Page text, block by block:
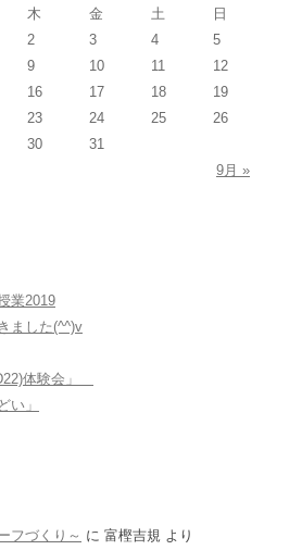
木 金 土
日
2 3 4
5
9 10 11
12
16 17 18
19
23 24 25
26
30
31
9月 »
業2019
ました(^^)v
体験会」
い」
フづくり～ に 富樫吉規 より